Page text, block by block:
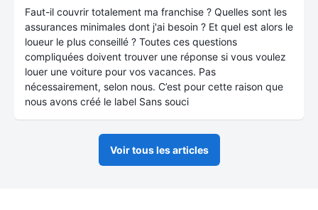
Faut-il couvrir totalement ma franchise ? Quelles sont les
assurances minimales dont j'ai besoin ? Et quel est alors le
loueur le plus conseillé ? Toutes ces questions
compliquées doivent trouver une réponse si vous voulez
louer une voiture pour vos vacances. Pas
nécessairement, selon nous. C’est pour cette raison que
nous avons créé le label Sans souci
Voir tous les articles